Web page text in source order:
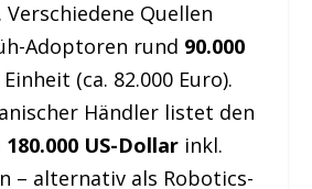
Verschiedene Quellen
Adoptoren rund 90.000
(ca. 82.000 Euro).
Händler listet den
180.000 US-Dollar inkl.
– alternativ als Robotics-